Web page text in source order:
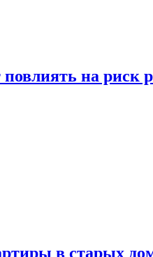
на риск
в старых